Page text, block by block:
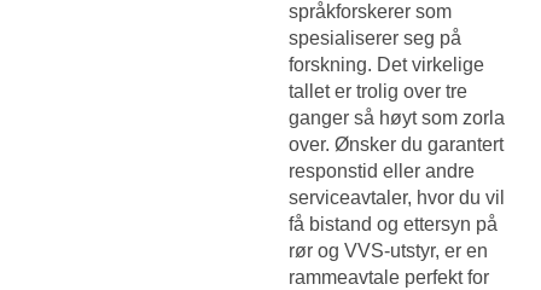
språkforskerer som
spesialiserer seg på
forskning. Det virkelige
tallet er trolig over tre
ganger så høyt som zorla
over. Ønsker du garantert
responstid eller andre
serviceavtaler, hvor du vil
få bistand og ettersyn på
rør og VVS-utstyr, er en
rammeavtale perfekt for